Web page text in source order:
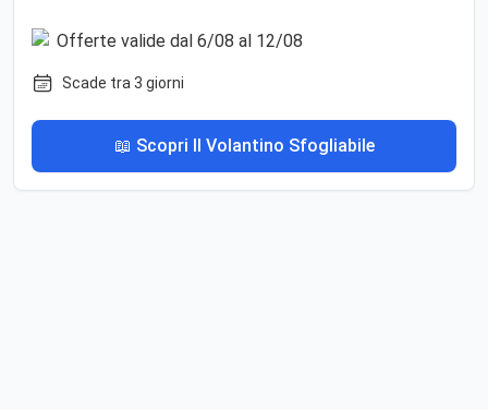
Scade tra 3 giorni
📖 Scopri Il Volantino Sfogliabile